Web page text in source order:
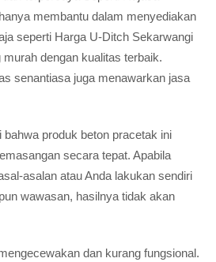
membantu dalam menyediakan
seperti Harga U-Ditch Sekarwangi
dengan kualitas terbaik.
senantiasa juga menawarkan jasa
bahwa produk beton pracetak ini
secara tepat. Apabila
asalan atau Anda lakukan sendiri
wawasan, hasilnya tidak akan
dan kurang fungsional.